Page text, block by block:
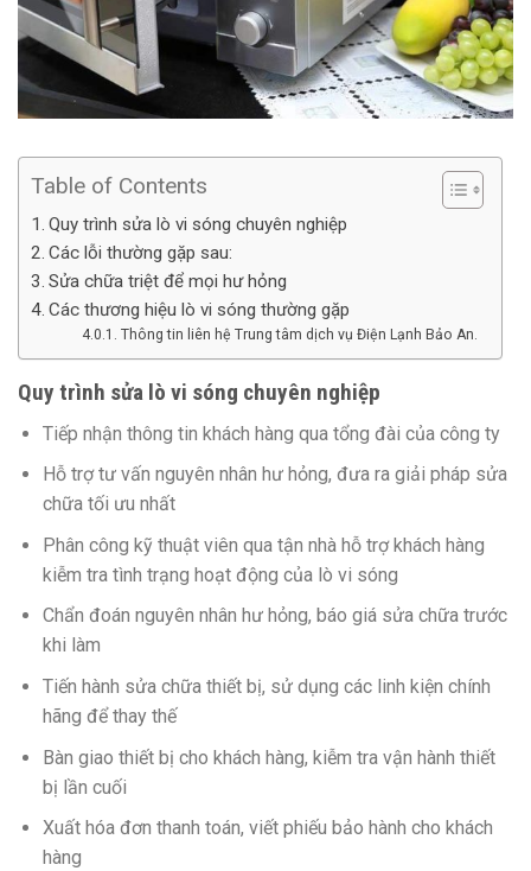
Table of Contents
Quy trình sửa lò vi sóng chuyên nghiệp
Các lỗi thường gặp sau:
Sửa chữa triệt để mọi hư hỏng
Các thương hiệu lò vi sóng thường gặp
Thông tin liên hệ Trung tâm dịch vụ Điện Lạnh Bảo An.
Quy trình sửa lò vi sóng chuyên nghiệp
Tiếp nhận thông tin khách hàng qua tổng đài của công ty
Hỗ trợ tư vấn nguyên nhân hư hỏng, đưa ra giải pháp sửa
chữa tối ưu nhất
Phân công kỹ thuật viên qua tận nhà hỗ trợ khách hàng
kiễm tra tình trạng hoạt động của lò vi sóng
Chẩn đoán nguyên nhân hư hỏng, báo giá sửa chữa trước
khi làm
Tiến hành sửa chữa thiết bị, sử dụng các linh kiện chính
hãng để thay thế
Bàn giao thiết bị cho khách hàng, kiễm tra vận hành thiết
bị lần cuối
Xuất hóa đơn thanh toán, viết phiếu bảo hành cho khách
hàng